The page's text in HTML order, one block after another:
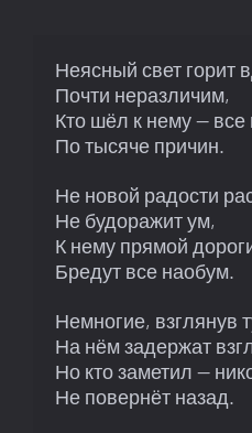
Неясный свет горит
Почти неразличим,
Кто шёл к нему — все
По тысяче причин.
Не новой радости
Не будоражит ум,
К нему прямой
Бредут все наобум.
Немногие, взглянув
На нём задержат
Но кто заметил —
Не повернёт назад.